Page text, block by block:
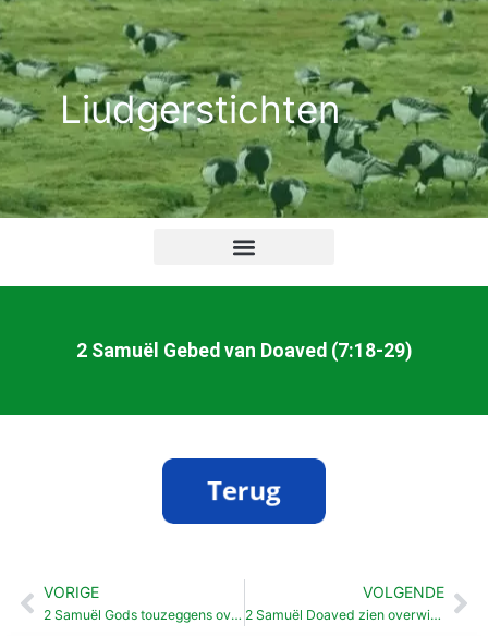
Ga
naar
de
inhoudLiudgerstichten
2 Samuël Gebed van Doaved (7:18-29)
Vorige
VORIGE
2 Samuël Gods touzeggens over Doaved zien noageslacht (7: 1-17)
VOLGENDE
2 Samuël Doaved zien overwinnens rondom heer (8: 1-14)